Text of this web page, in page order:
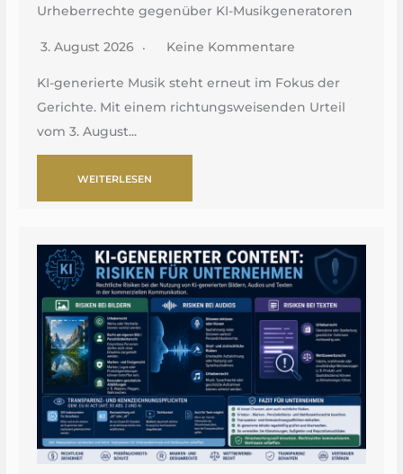
Urheberrechte gegenüber KI-Musikgeneratoren
3. August 2026 Keine Kommentare
KI-generierte Musik steht erneut im Fokus der
Gerichte. Mit einem richtungsweisenden Urteil
vom 3. August...
WEITERLESEN